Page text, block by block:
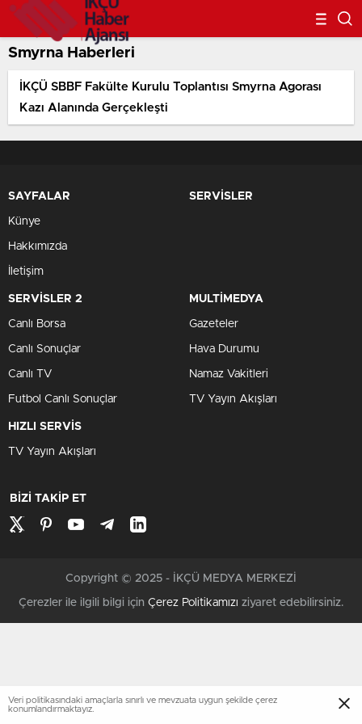
Smyrna Haberleri
İKÇÜ SBBF Fakülte Kurulu Toplantısı Smyrna Agorası
Kazı Alanında Gerçekleşti
SAYFALAR
Künye
Hakkımızda
İletişim
SERVİSLER
SERVİSLER 2
Canlı Borsa
Canlı Sonuçlar
Canlı TV
Futbol Canlı Sonuçlar
MULTİMEDYA
Gazeteler
Hava Durumu
Namaz Vakitleri
TV Yayın Akışları
HIZLI SERVİS
TV Yayın Akışları
BİZİ TAKİP ET
Copyright © 2025 - İKÇÜ MEDYA MERKEZİ
Çerezler ile ilgili bilgi için Çerez Politikamızı ziyaret edebilirsiniz.
Veri politikasındaki amaçlarla sınırlı ve mevzuata uygun şekilde çerez
konumlandırmaktayız.